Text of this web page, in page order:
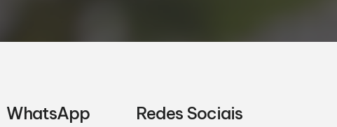
WhatsApp Redes Sociais